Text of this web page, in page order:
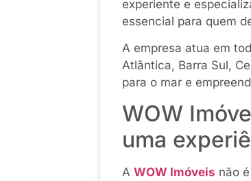
experiente e
essencial para quem
A empresa atua em
Atlântica, Barra Sul,
para o mar e
WOW
uma
AWOW Imóveis não